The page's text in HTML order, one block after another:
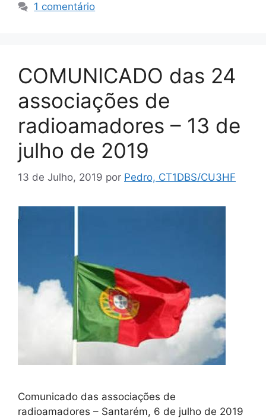
1 comentário
COMUNICADO das 24
associações de
radioamadores – 13 de
julho de 2019
13 de Julho, 2019 por Pedro, CT1DBS/CU3HF
Comunicado das associações de
radioamadores – Santarém, 6 de julho de 2019